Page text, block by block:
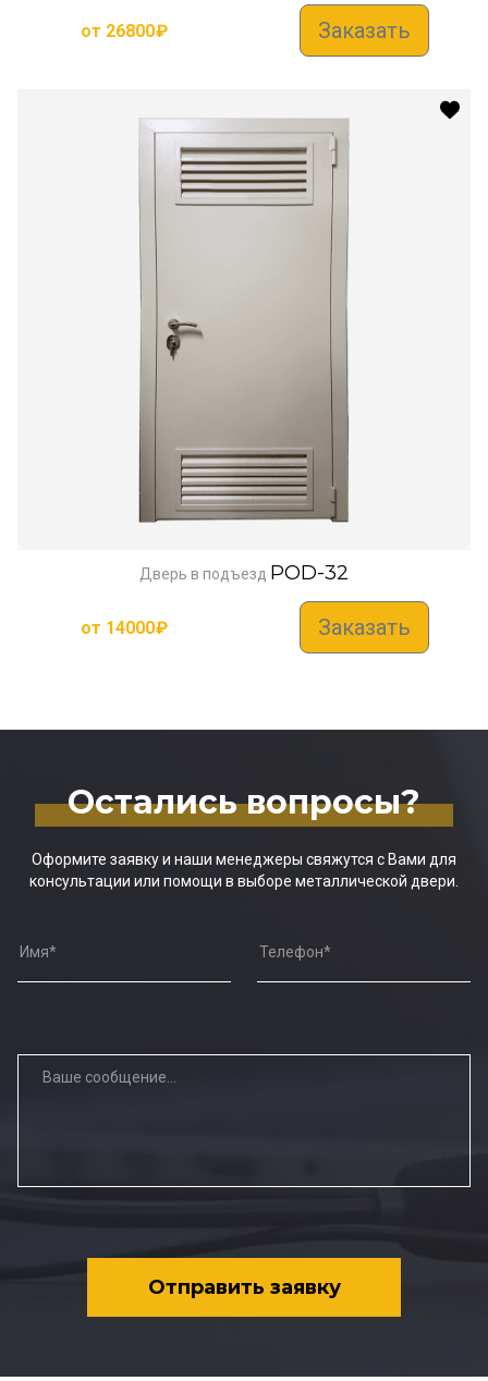
от 26800₽ Заказать
Дверь в подъезд POD-32
от 14000₽ Заказать
Остались вопросы?
Оформите заявку и наши менеджеры свяжутся с Вами для
консультации или помощи в выборе металлической двери.
Отправить заявку